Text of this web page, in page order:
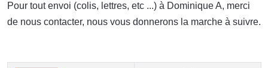
Pour tout envoi (colis, lettres, etc ...) à Dominique A, merci
de nous contacter, nous vous donnerons la marche à suivre.